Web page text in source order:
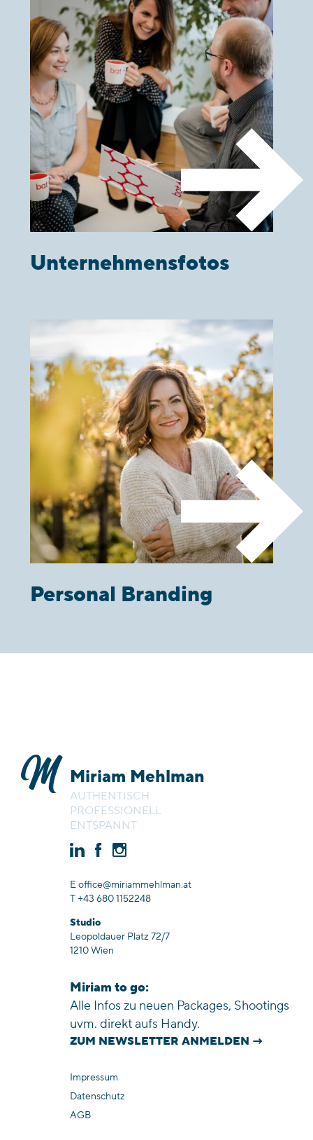
Unternehmensfotos
Personal Branding
Miriam Mehlman
AUTHENTISCH
PROFESSIONELL
ENTSPANNT
E office@miriammehlman.at
T +43 680 1152248
Studio
Leopoldauer Platz 72/7
1210 Wien
Miriam to go:
Alle Infos zu neuen Packages, Shootings
uvm. direkt aufs Handy.
ZUM NEWSLETTER ANMELDEN →
Impressum
Datenschutz
AGB